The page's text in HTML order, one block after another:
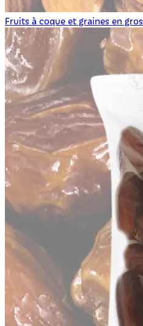
Fruits à coque et graines en gros